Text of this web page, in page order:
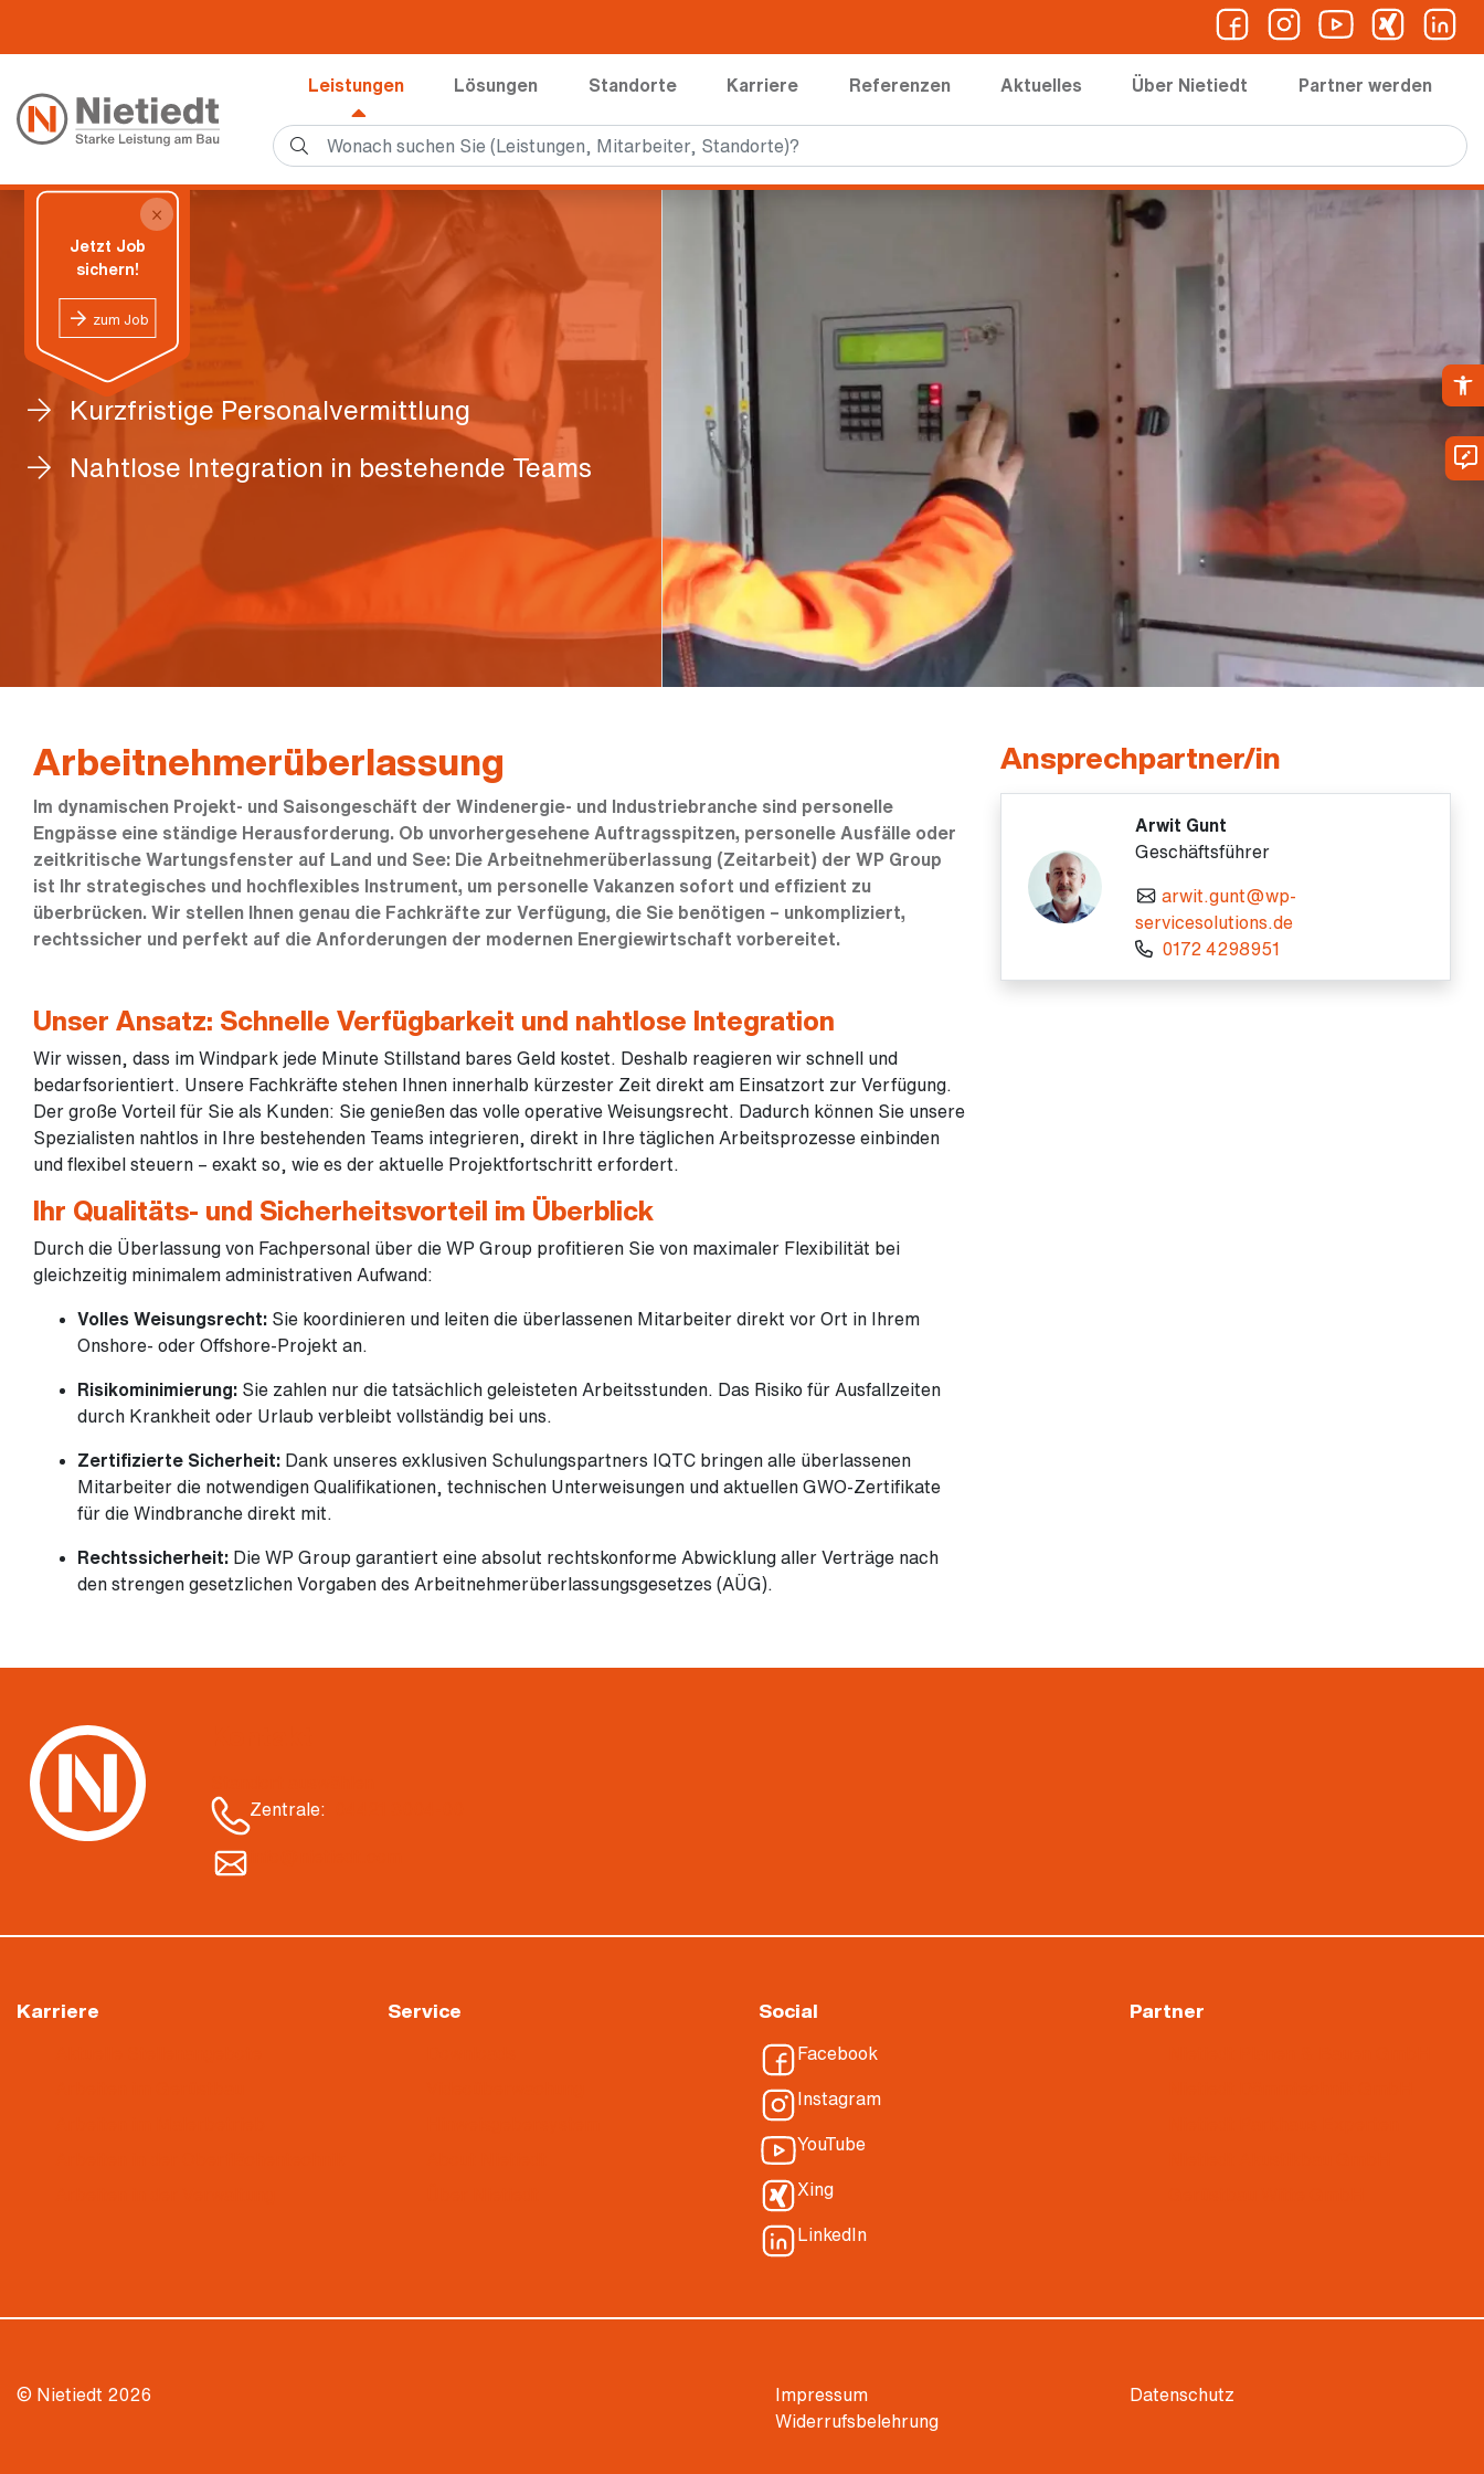
Leistungen Lösungen Standorte Karriere Referenzen Aktuelles Über Nietiedt Partner werden
×
Jetzt Job
sichern!
zum Job
Kurzfristige Personalvermittlung
Nahtlose Integration in bestehende Teams
Arbeitnehmerüberlassung
Im dynamischen Projekt- und Saisongeschäft der Windenergie- und Industriebranche sind personelle
Engpässe eine ständige Herausforderung. Ob unvorhergesehene Auftragsspitzen, personelle Ausfälle oder
zeitkritische Wartungsfenster auf Land und See: Die Arbeitnehmerüberlassung (Zeitarbeit) der WP Group
ist Ihr strategisches und hochflexibles Instrument, um personelle Vakanzen sofort und effizient zu
überbrücken. Wir stellen Ihnen genau die Fachkräfte zur Verfügung, die Sie benötigen – unkompliziert,
rechtssicher und perfekt auf die Anforderungen der modernen Energiewirtschaft vorbereitet.
Unser Ansatz: Schnelle Verfügbarkeit und nahtlose Integration
Wir wissen, dass im Windpark jede Minute Stillstand bares Geld kostet. Deshalb reagieren wir schnell und
bedarfsorientiert. Unsere Fachkräfte stehen Ihnen innerhalb kürzester Zeit direkt am Einsatzort zur Verfügung.
Der große Vorteil für Sie als Kunden: Sie genießen das volle operative Weisungsrecht. Dadurch können Sie unsere
Spezialisten nahtlos in Ihre bestehenden Teams integrieren, direkt in Ihre täglichen Arbeitsprozesse einbinden
und flexibel steuern – exakt so, wie es der aktuelle Projektfortschritt erfordert.
Ihr Qualitäts- und Sicherheitsvorteil im Überblick
Durch die Überlassung von Fachpersonal über die WP Group profitieren Sie von maximaler Flexibilität bei
gleichzeitig minimalem administrativen Aufwand:
Volles Weisungsrecht: Sie koordinieren und leiten die überlassenen Mitarbeiter direkt vor Ort in Ihrem
Onshore- oder Offshore-Projekt an.
Risikominimierung: Sie zahlen nur die tatsächlich geleisteten Arbeitsstunden. Das Risiko für Ausfallzeiten
durch Krankheit oder Urlaub verbleibt vollständig bei uns.
Zertifizierte Sicherheit: Dank unseres exklusiven Schulungspartners IQTC bringen alle überlassenen
Mitarbeiter die notwendigen Qualifikationen, technischen Unterweisungen und aktuellen GWO-Zertifikate
für die Windbranche direkt mit.
Rechtssicherheit: Die WP Group garantiert eine absolut rechtskonforme Abwicklung aller Verträge nach
den strengen gesetzlichen Vorgaben des Arbeitnehmerüberlassungsgesetzes (AÜG).
Ansprechpartner/in
Arwit Gunt
Geschäftsführer
arwit.gunt@wp-
servicesolutions.de
0172 4298951
Zentrale:
Karriere Service Social
Facebook
Instagram
YouTube
Xing
LinkedIn
Partner
© Nietiedt 2026 Impressum
Datenschutz
Widerrufsbelehrung